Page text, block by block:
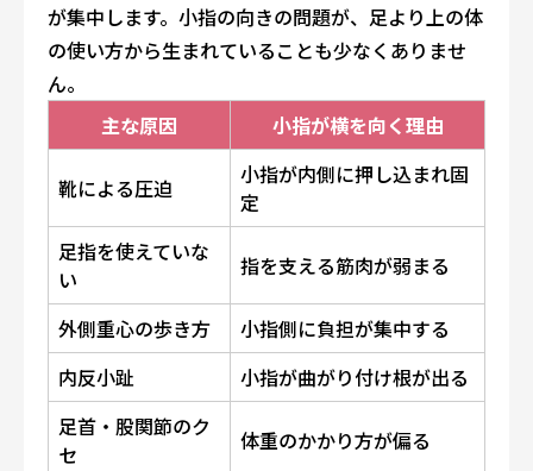
が集中します。小指の向きの問題が、足より上の体
の使い方から生まれていることも少なくありませ
ん。
主な原因
小指が横を向く理由
靴による圧迫
小指が内側に押し込まれ固
定
足指を使えていな
い
指を支える筋肉が弱まる
外側重心の歩き方
小指側に負担が集中する
内反小趾
小指が曲がり付け根が出る
足首・股関節のク
セ
体重のかかり方が偏る